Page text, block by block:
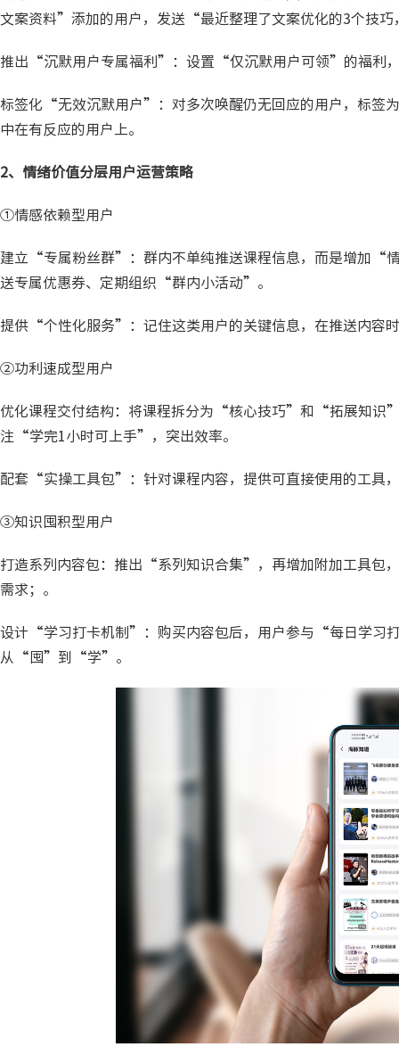
文案资料”添加的用户，发送“最近整理了文案优化的3个技
推出“沉默用户专属福利”：设置“仅沉默用户可领”的福利
标签化“无效沉默用户”：对多次唤醒仍无回应的用户，标签
中在有反应的用户上。
2、情绪价值分层用户运营策略
①情感依赖型用户
建立“专属粉丝群”：群内不单纯推送课程信息，而是增加
送专属优惠券、定期组织“群内小活动”。
提供“个性化服务”：记住这类用户的关键信息，在推送内容
②功利速成型用户
优化课程交付结构：将课程拆分为“核心技巧”和“拓展知识
注“学完1小时可上手”，突出效率。
配套“实操工具包”：针对课程内容，提供可直接使用的工具
③知识囤积型用户
打造系列内容包：推出“系列知识合集”，再增加附加工具包
需求；。
设计“学习打卡机制”：购买内容包后，用户参与“每日学习
从“囤”到“学”。